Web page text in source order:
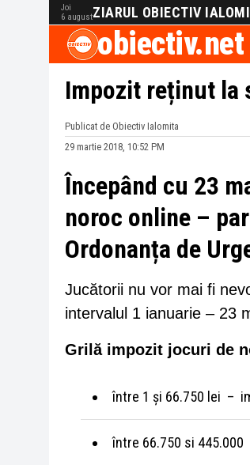
Joi
6 augustZIARUL OBIECTIV
obiectiv.net
Impozit reținut la
Publicat de Obiectiv Ialomita
29 martie 2018, 10:52 PM
Începând cu 23
noroc online –
Ordonanța de
Jucătorii nu vor mai fi
intervalul 1 ianuarie – 23
Grilă impozit jocuri de
între 1 și 66.750 lei –
între 66.750 si 445.000